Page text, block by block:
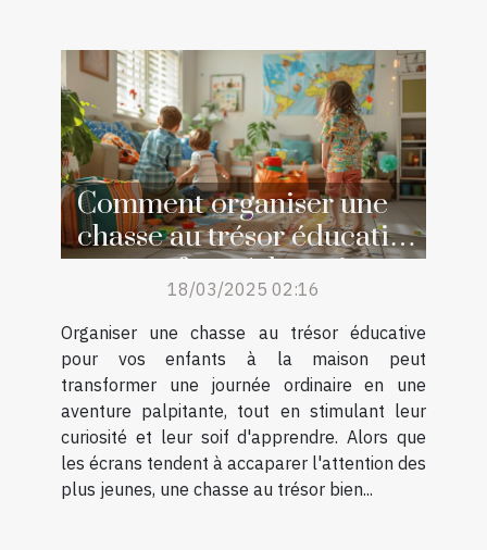
Comment organiser une
chasse au trésor éducative
pour enfants à la maison
18/03/2025 02:16
Organiser une chasse au trésor éducative
pour vos enfants à la maison peut
transformer une journée ordinaire en une
aventure palpitante, tout en stimulant leur
curiosité et leur soif d'apprendre. Alors que
les écrans tendent à accaparer l'attention des
plus jeunes, une chasse au trésor bien...